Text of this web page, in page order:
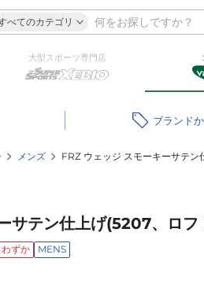
べてのカテゴリ
大型スポーツ専門店
ブランド
メンズ FRZ ウェッジ スモーキーサテ
サテン仕上げ(5207、ロ
ずか MENS